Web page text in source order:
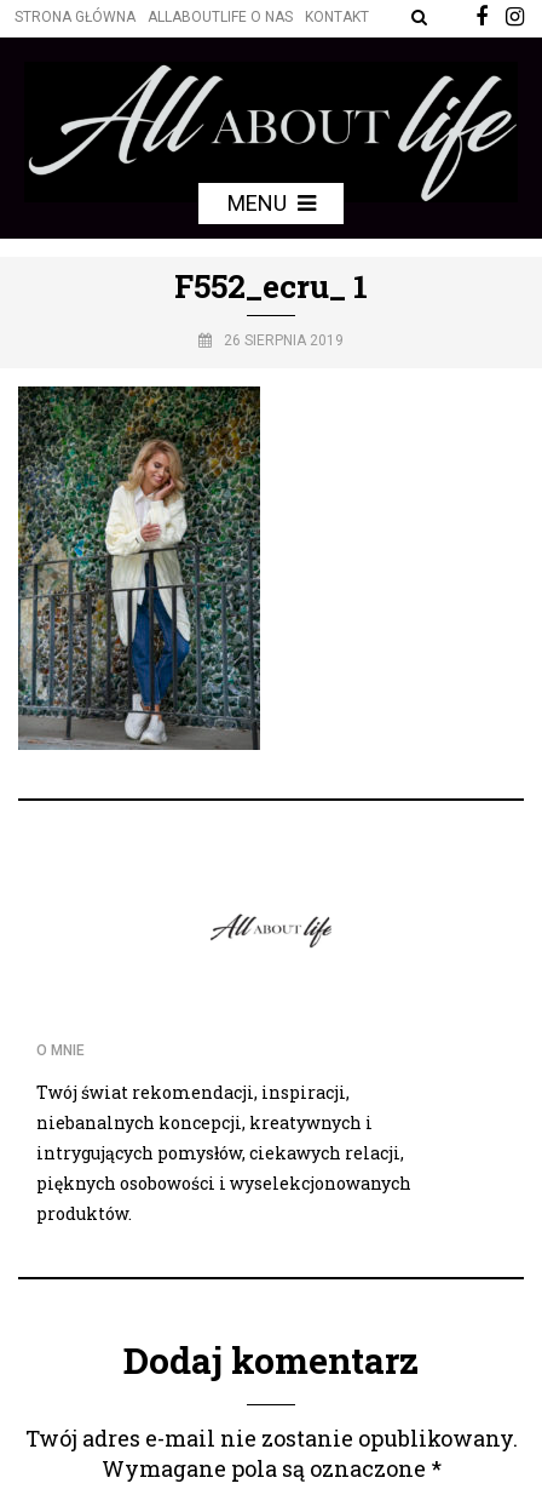
STRONA GŁÓWNA ALLABOUTLIFE O NAS KONTAKT
MENU
F552_ecru_ 1
26 SIERPNIA 2019
O MNIE
Twój świat rekomendacji, inspiracji,
niebanalnych koncepcji, kreatywnych i
intrygujących pomysłów, ciekawych relacji,
pięknych osobowości i wyselekcjonowanych
produktów.
Dodaj komentarz
Twój adres e-mail nie zostanie opublikowany.
Wymagane pola są oznaczone *